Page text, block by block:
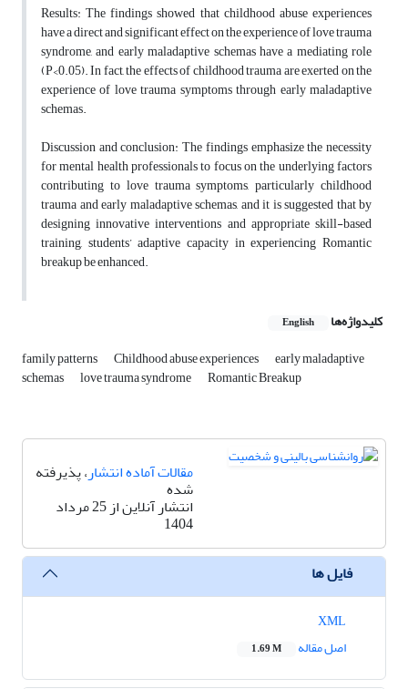
Results: The findings showed that childhood abuse experiences
have a direct and significant effect on the experience of love trauma
syndrome, and early maladaptive schemas have a mediating role
(P<0.05). In fact, the effects of childhood trauma are exerted on the
experience of love trauma symptoms through early maladaptive
schemas.
Discussion and conclusion: The findings emphasize the necessity
for mental health professionals to focus on the underlying factors
contributing to love trauma symptoms, particularly childhood
trauma and early maladaptive schemas, and it is suggested that by
designing innovative interventions and appropriate skill-based
training, students’ adaptive capacity in experiencing Romantic
breakup be enhanced.
کلیدواژه‌ها English
family patterns Childhood abuse experiences early maladaptive
schemas love trauma syndrome Romantic Breakup
مقالات آماده انتشار، پذیرفته
شده
انتشار آنلاین از 25 مرداد
1404
فایل ها
اصل مقاله
1.69 M